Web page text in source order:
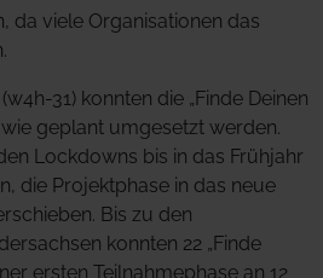
da viele Organisationen das
31) konnten die „Finde Deinen
geplant umgesetzt werden.
Lockdowns bis in das Frühjahr
die Projektphase in das neue
Bis zu den
konnten 22 „Finde
ersten Teilnahmephase an 12